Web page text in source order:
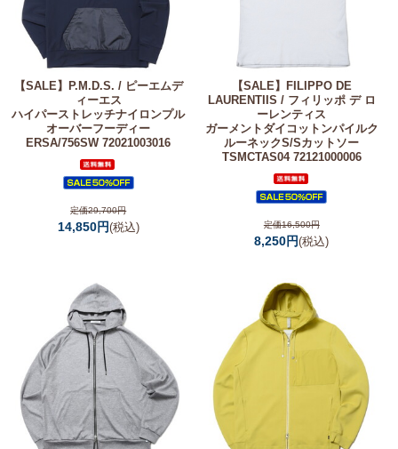
【SALE】
P.M.D.S. / ピーエムデ
ィーエス
ハイパーストレッチナイロンプル
オーバーフーディー
ERSA/756SW 72021003016
定価29,700円
14,850円(税込)
【SALE】
FILIPPO DE
LAURENTIIS / フィリッポ デ ロ
ーレンティス
ガーメントダイコットンパイルク
ルーネックS/Sカットソー
TSMCTAS04 72121000006
定価16,500円
8,250円(税込)